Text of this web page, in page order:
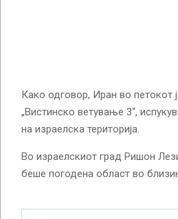
Како одговор, Иран во петокот
„Вистинско ветување 3“,
на израелска територија.
Во израелскиот град Ришон
беше погодена област во